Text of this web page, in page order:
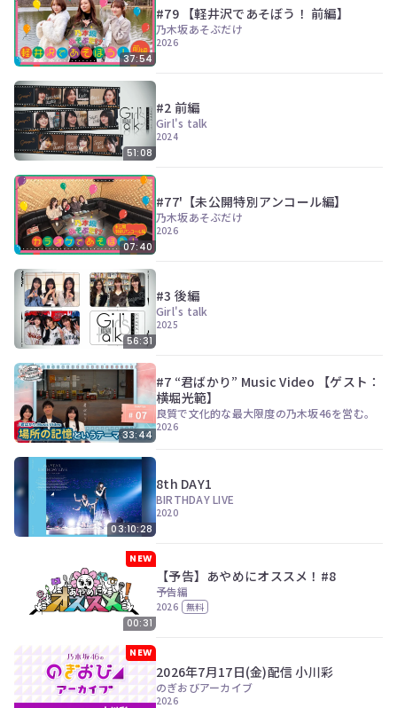
37:54
#79 【軽井沢であそぼう！ 前編】
乃木坂あそぶだけ
2026
51:08
#2 前編
Girl's talk
2024
07:40
#77'【未公開特別アンコール編】
乃木坂あそぶだけ
2026
56:31
#3 後編
Girl's talk
2025
33:44
#7 “君ばかり” Music Video 【ゲスト：
横堀光範】
良質で文化的な最大限度の乃木坂46を営む。
2026
03:10:28
8th DAY1
BIRTHDAY LIVE
2020
NEW
00:31
【予告】あやめにオススメ！#8
予告編
2026 無料
NEW
2026年7月17日(金)配信 小川彩
のぎおびアーカイブ
2026